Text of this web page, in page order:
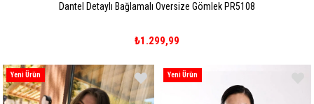
Dantel Detaylı Bağlamalı Oversize Gömlek PR5108
₺1.299,99
Yeni Ürün Yeni Ürün